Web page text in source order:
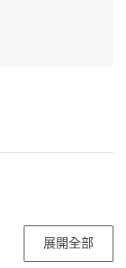
展開全部